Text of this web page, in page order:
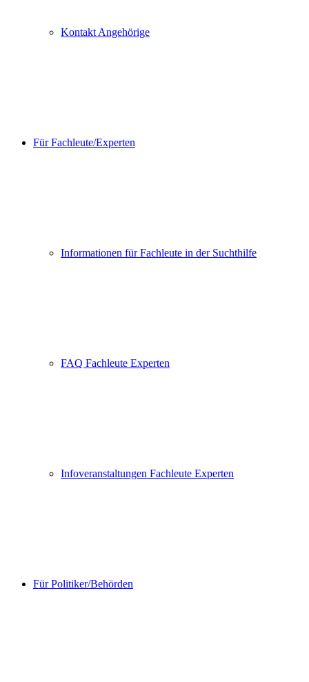
Kontakt Angehörige
Für Fachleute/Experten
Informationen für Fachleute in der Suchthilfe
FAQ Fachleute Experten
Infoveranstaltungen Fachleute Experten
Für Politiker/Behörden